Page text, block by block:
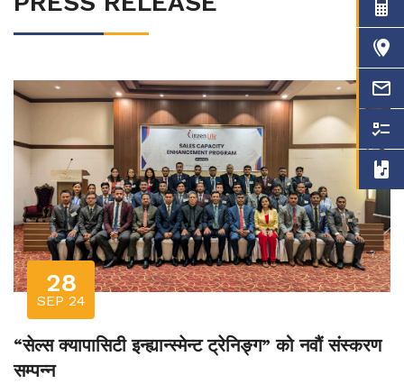
28
SEP 24
“सेल्स क्यापासिटी इन्ह्यान्स्मेन्ट ट्रेनिङ्ग” को नवौं संस्करण
सम्पन्न